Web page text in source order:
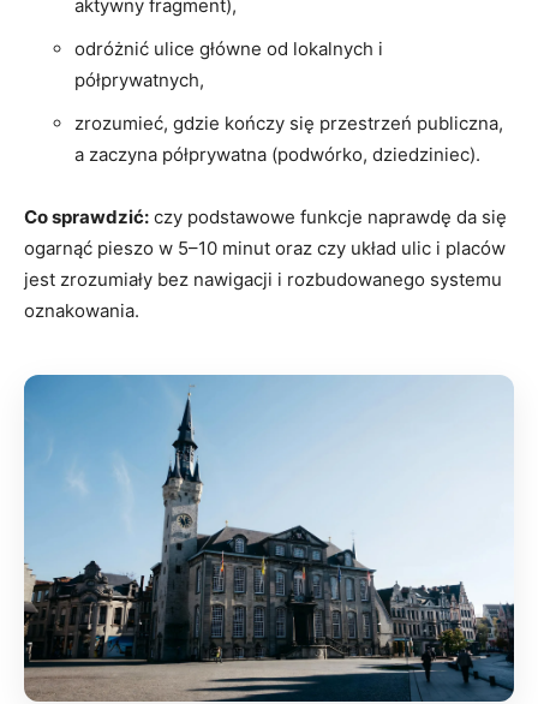
aktywny fragment),
odróżnić ulice główne od lokalnych i
półprywatnych,
zrozumieć, gdzie kończy się przestrzeń publiczna,
a zaczyna półprywatna (podwórko, dziedziniec).
Co sprawdzić: czy podstawowe funkcje naprawdę da się
ogarnąć pieszo w 5–10 minut oraz czy układ ulic i placów
jest zrozumiały bez nawigacji i rozbudowanego systemu
oznakowania.